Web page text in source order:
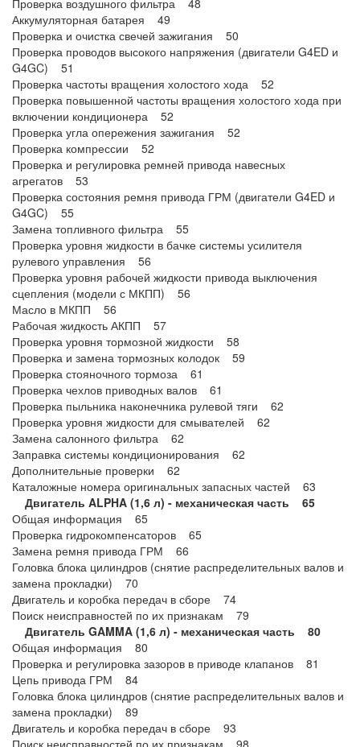
Проверка воздушного фильтра 48
Аккумуляторная батарея 49
Проверка и очистка свечей зажигания 50
Проверка проводов высокого напряжения (двигатели G4ED и
G4GC) 51
Проверка частоты вращения холостого хода 52
Проверка повышенной частоты вращения холостого хода при
включении кондиционера 52
Проверка угла опережения зажигания 52
Проверка компрессии 52
Проверка и регулировка ремней привода навесных
агрегатов 53
Проверка состояния ремня привода ГРМ (двигатели G4ED и
G4GC) 55
Замена топливного фильтра 55
Проверка уровня жидкости в бачке системы усилителя
рулевого управления 56
Проверка уровня рабочей жидкости привода выключения
сцепления (модели с МКПП) 56
Масло в МКПП 56
Рабочая жидкость АКПП 57
Проверка уровня тормозной жидкости 58
Проверка и замена тормозных колодок 59
Проверка стояночного тормоза 61
Проверка чехлов приводных валов 61
Проверка пыльника наконечника рулевой тяги 62
Проверка уровня жидкости для смывателей 62
Замена салонного фильтра 62
Заправка системы кондиционирования 62
Дополнительные проверки 62
Каталожные номера оригинальных запасных частей 63
Двигатель ALPHA (1,6 л) - механическая часть 65
Общая информация 65
Проверка гидрокомпенсаторов 65
Замена ремня привода ГРМ 66
Головка блока цилиндров (снятие распределительных валов и
замена прокладки) 70
Двигатель и коробка передач в сборе 74
Поиск неисправностей по их признакам 79
Двигатель GAMMA (1,6 л) - механическая часть 80
Общая информация 80
Проверка и регулировка зазоров в приводе клапанов 81
Цепь привода ГРМ 84
Головка блока цилиндров (снятие распределительных валов и
замена прокладки) 89
Двигатель и коробка передач в сборе 93
Поиск неисправностей по их признакам 98